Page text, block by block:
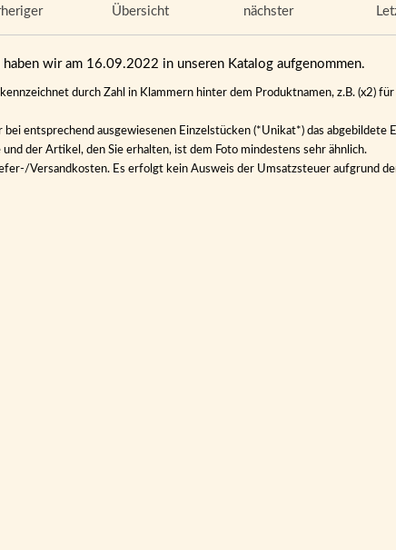
Übersicht nächster
wir am 16.09.2022 in unseren Katalog aufgenommen.
durch Zahl in Klammern hinter dem Produktnamen, z.B. (x2)
entsprechend ausgewiesenen Einzelstücken (*Unikat*) das abgebildete
der Artikel, den Sie erhalten, ist dem Foto mindestens sehr ähnlich.
Versandkosten. Es erfolgt kein Ausweis der Umsatzsteuer aufgrund